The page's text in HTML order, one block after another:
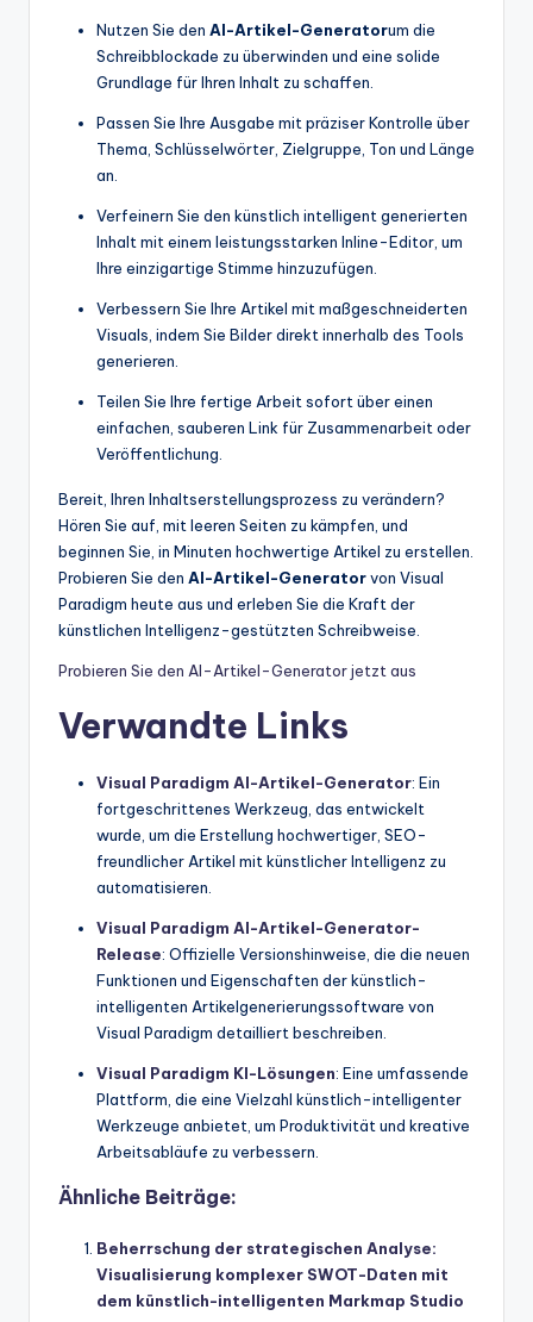
Nutzen Sie den AI-Artikel-Generatorum die
Schreibblockade zu überwinden und eine solide
Grundlage für Ihren Inhalt zu schaffen.
Passen Sie Ihre Ausgabe mit präziser Kontrolle über
Thema, Schlüsselwörter, Zielgruppe, Ton und Länge
an.
Verfeinern Sie den künstlich intelligent generierten
Inhalt mit einem leistungsstarken Inline-Editor, um
Ihre einzigartige Stimme hinzuzufügen.
Verbessern Sie Ihre Artikel mit maßgeschneiderten
Visuals, indem Sie Bilder direkt innerhalb des Tools
generieren.
Teilen Sie Ihre fertige Arbeit sofort über einen
einfachen, sauberen Link für Zusammenarbeit oder
Veröffentlichung.
Bereit, Ihren Inhaltserstellungsprozess zu verändern?
Hören Sie auf, mit leeren Seiten zu kämpfen, und
beginnen Sie, in Minuten hochwertige Artikel zu erstellen.
Probieren Sie den AI-Artikel-Generatorvon Visual
Paradigm heute aus und erleben Sie die Kraft der
künstlichen Intelligenz-gestützten Schreibweise.
Probieren Sie den AI-Artikel-Generator jetzt aus
Verwandte Links
Visual Paradigm AI-Artikel-Generator: Ein
fortgeschrittenes Werkzeug, das entwickelt
wurde, um die Erstellung hochwertiger, SEO-
freundlicher Artikel mit künstlicher Intelligenz zu
automatisieren.
Visual Paradigm AI-Artikel-Generator-
Release: Offizielle Versionshinweise, die die neuen
Funktionen und Eigenschaften der künstlich-
intelligenten Artikelgenerierungssoftware von
Visual Paradigm detailliert beschreiben.
Visual Paradigm KI-Lösungen: Eine umfassende
Plattform, die eine Vielzahl künstlich-intelligenter
Werkzeuge anbietet, um Produktivität und kreative
Arbeitsabläufe zu verbessern.
Ähnliche Beiträge:
Beherrschung der strategischen Analyse:
Visualisierung komplexer SWOT-Daten mit
dem künstlich-intelligenten Markmap Studio